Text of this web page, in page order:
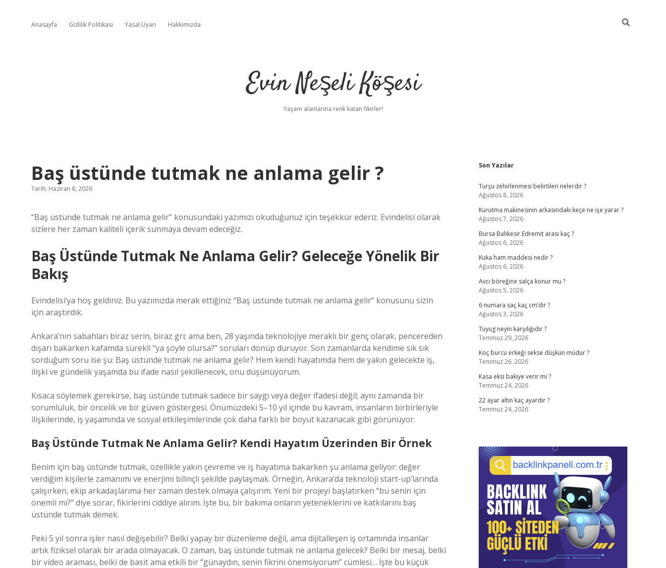
Anasayfa Gizlilik Politikası Yasal Uyarı Hakkımızda
Evin Neşeli Köşesi
Yaşam alanlarına renk katan fikirler!
Baş üstünde tutmak ne anlama gelir ?
Tarih: Haziran 8, 2026
“Baş üstünde tutmak ne anlama gelir” konusundaki yazımızı okuduğunuz için teşekkür ederiz. Evindelisi olarak
sizlere her zaman kaliteli içerik sunmaya devam edeceğiz.
Baş Üstünde Tutmak Ne Anlama Gelir? Geleceğe Yönelik Bir
Bakış
Evindelisi’ya hoş geldiniz. Bu yazımızda merak ettiğiniz “Baş üstünde tutmak ne anlama gelir” konusunu sizin
için araştırdık.
Ankara’nın sabahları biraz serin, biraz gri; ama ben, 28 yaşında teknolojiye meraklı bir genç olarak, pencereden
dışarı bakarken kafamda sürekli “ya şöyle olursa?” soruları dönüp duruyor. Son zamanlarda kendime sık sık
sorduğum soru ise şu: Baş üstünde tutmak ne anlama gelir? Hem kendi hayatımda hem de yakın gelecekte iş,
ilişki ve gündelik yaşamda bu ifade nasıl şekillenecek, onu düşünüyorum.
Kısaca söylemek gerekirse, baş üstünde tutmak sadece bir saygı veya değer ifadesi değil; aynı zamanda bir
sorumluluk, bir öncelik ve bir güven göstergesi. Önümüzdeki 5–10 yıl içinde bu kavram, insanların birbirleriyle
ilişkilerinde, iş yaşamında ve sosyal etkileşimlerinde çok daha farklı bir boyut kazanacak gibi görünüyor.
Baş Üstünde Tutmak Ne Anlama Gelir? Kendi Hayatım Üzerinden Bir Örnek
Benim için baş üstünde tutmak, özellikle yakın çevreme ve iş hayatıma bakarken şu anlama geliyor: değer
verdiğim kişilerle zamanımı ve enerjimi bilinçli şekilde paylaşmak. Örneğin, Ankara’da teknoloji start-up’larında
çalışırken, ekip arkadaşlarıma her zaman destek olmaya çalışırım. Yeni bir projeyi başlatırken “bu senin için
önemli mi?” diye sorar, fikirlerini ciddiye alırım. İşte bu, bir bakıma onların yeteneklerini ve katkılarını baş
üstünde tutmak demek.
Peki 5 yıl sonra işler nasıl değişebilir? Belki yapay bir düzenleme değil, ama dijitalleşen iş ortamında insanlar
artık fiziksel olarak bir arada olmayacak. O zaman, baş üstünde tutmak ne anlama gelecek? Belki bir mesaj, belki
bir video araması, belki de basit ama etkili bir “günaydın, senin fikrini önemsiyorum” cümlesi… İşte bu küçük
Sidebar
Son Yazılar
Turşu zehirlenmesi belirtileri nelerdir ?
Ağustos 8, 2026
Kurutma makinesinin arkasındaki keçe ne işe yarar ?
Ağustos 7, 2026
Bursa Balıkesir Edremit arası kaç ?
Ağustos 6, 2026
Kuka ham maddesi nedir ?
Ağustos 6, 2026
Avcı böreğine salça konur mu ?
Ağustos 5, 2026
6 numara saç kaç cm’dir ?
Ağustos 3, 2026
Tuyug neyin karşılığıdır ?
Temmuz 29, 2026
Koç burcu erkeği sekse düşkün müdür ?
Temmuz 26, 2026
Kasa eksi bakiye verir mi ?
Temmuz 24, 2026
22 ayar altın kaç ayardır ?
Temmuz 24, 2026